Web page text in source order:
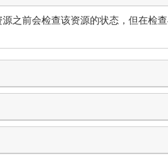
之前会检查该资源的状态，但在